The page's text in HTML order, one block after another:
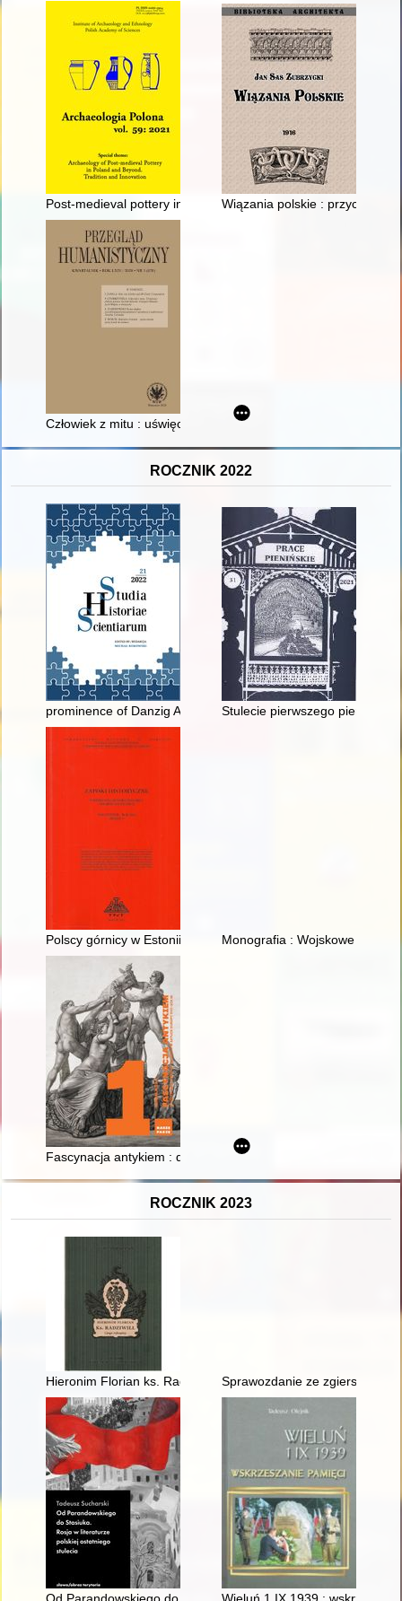
Post-medieval pottery in Mazovia and Podlachia (16th-18th
Wiązania polskie : przyczynek
Człowiek z mitu : uświęcone oblicza gniewu (Leszek
ROCZNIK 2022
prominence of Danzig Academic Gymnasium as a
Stulecie pierwszego
Polscy górnicy w Estonii w latach 1937-1939
Monografia : Wojskowe
Fascynacja antykiem : dziedzictwo Greków i Rzymian w
ROCZNIK 2023
Hieronim Florian ks. Radziwiłł i jego rękopisySprawozdanie ze zgierskich